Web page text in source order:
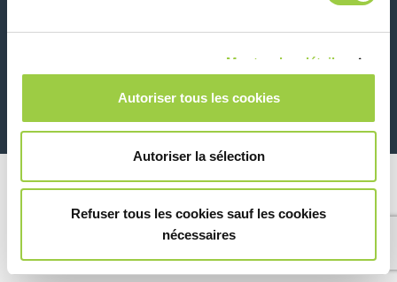
Montrer les détails
Autoriser tous les cookies
Autoriser la sélection
Refuser tous les cookies sauf les cookies
nécessaires
© Copyright 2026 法律信息和隐私声明